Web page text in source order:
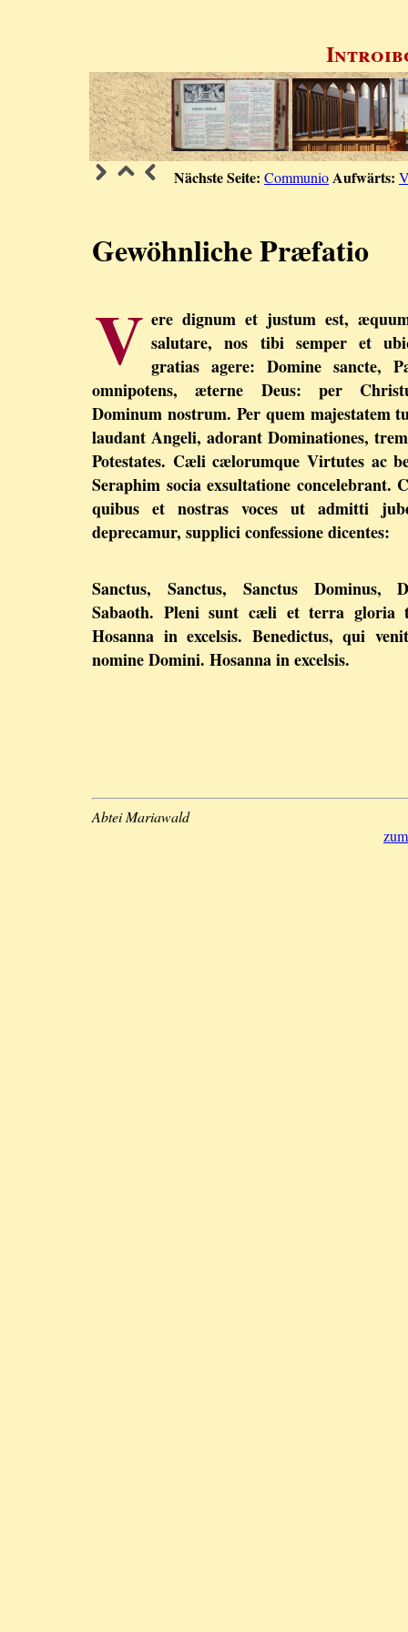
Nächste Seite: CommunioAufwärts:
Gewöhnliche Præfatio
V ere dignum et justum est,
salutare, nos tibi semper et
gratias agere: Domine sancte,
omnipotens, æterne Deus: per
Dominum nostrum. Per quem majestatem
laudant Angeli, adorant Dominationes,
Potestates. Cæli cælorumque Virtutes ac
Seraphim socia exsultatione concelebrant.
quibus et nostras voces ut admitti
deprecamur, supplici confessione dicentes:
Sanctus, Sanctus, Sanctus Dominus,
Sabaoth. Pleni sunt cæli et terra gloria
Hosanna in excelsis. Benedictus, qui
nomine Domini. Hosanna in excelsis.
Abtei Mariawald